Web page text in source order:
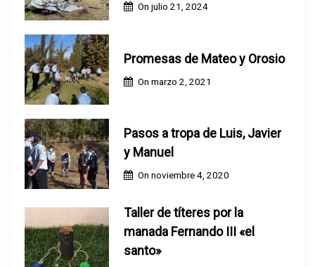
r
a
d
a
s
Onjulio 21, 2024
Promesas de Mateo y Orosio
Onmarzo 2, 2021
Pasos a tropa de Luis, Javier
y Manuel
Onnoviembre 4, 2020
Taller de títeres por la
manada Fernando III «el
santo»